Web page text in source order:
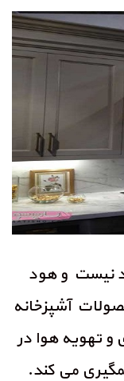
نیست و هود
آشپزخانه
تهویه هوا در
می کند.